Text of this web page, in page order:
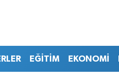
EĞİTİM EKONOMİ